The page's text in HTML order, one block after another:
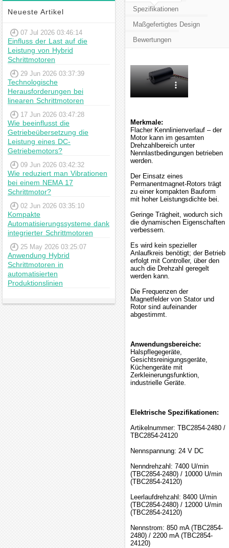
Neueste Artikel
07 Jul 2026 03:46:14
Einfluss der Last auf die
Leistung von Hybrid
Schrittmotoren
29 Jun 2026 03:37:39
Technologische
Herausforderungen bei
linearen Schrittmotoren
17 Jun 2026 03:47:28
Wie beeinflusst die
Getriebeübersetzung die
Leistung eines DC-
Getriebemotors?
09 Jun 2026 03:42:32
Wie reduziert man Vibrationen
bei einem NEMA 17
Schrittmotor?
02 Jun 2026 03:35:10
Kompakte
Automatisierungssysteme dank
integrierter Schrittmotoren
25 May 2026 03:25:07
Anwendung Hybrid
Schrittmotoren in
automatisierten
Produktionslinien
Spezifikationen
Maßgefertigtes Design
Bewertungen
Merkmale:
Flacher Kennlinienverlauf – der
Motor kann im gesamten
Drehzahlbereich unter
Nennlastbedingungen betrieben
werden.
Der Einsatz eines
Permanentmagnet-Rotors trägt
zu einer kompakten Bauform
mit hoher Leistungsdichte bei.
Geringe Trägheit, wodurch sich
die dynamischen Eigenschaften
verbessern.
Es wird kein spezieller
Anlaufkreis benötigt; der Betrieb
erfolgt mit Controller, über den
auch die Drehzahl geregelt
werden kann.
Die Frequenzen der
Magnetfelder von Stator und
Rotor sind aufeinander
abgestimmt.
Anwendungsbereiche:
Halspflegegeräte,
Gesichtsreinigungsgeräte,
Küchengeräte mit
Zerkleinerungsfunktion,
industrielle Geräte.
Elektrische Spezifikationen:
Artikelnummer: TBC2854-2480 /
TBC2854-24120
Nennspannung: 24 V DC
Nenndrehzahl: 7400 U/min
(TBC2854-2480) / 10000 U/min
(TBC2854-24120)
Leerlaufdrehzahl: 8400 U/min
(TBC2854-2480) / 12000 U/min
(TBC2854-24120)
Nennstrom: 850 mA (TBC2854-
2480) / 2200 mA (TBC2854-
24120)